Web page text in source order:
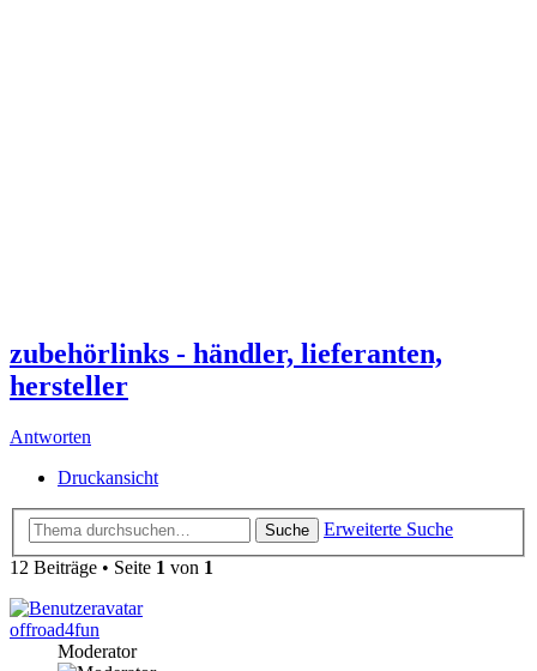
zubehörlinks - händler, lieferanten,
hersteller
Antworten
Druckansicht
Suche
Erweiterte Suche
12 Beiträge • Seite 1 von 1
offroad4fun
Moderator